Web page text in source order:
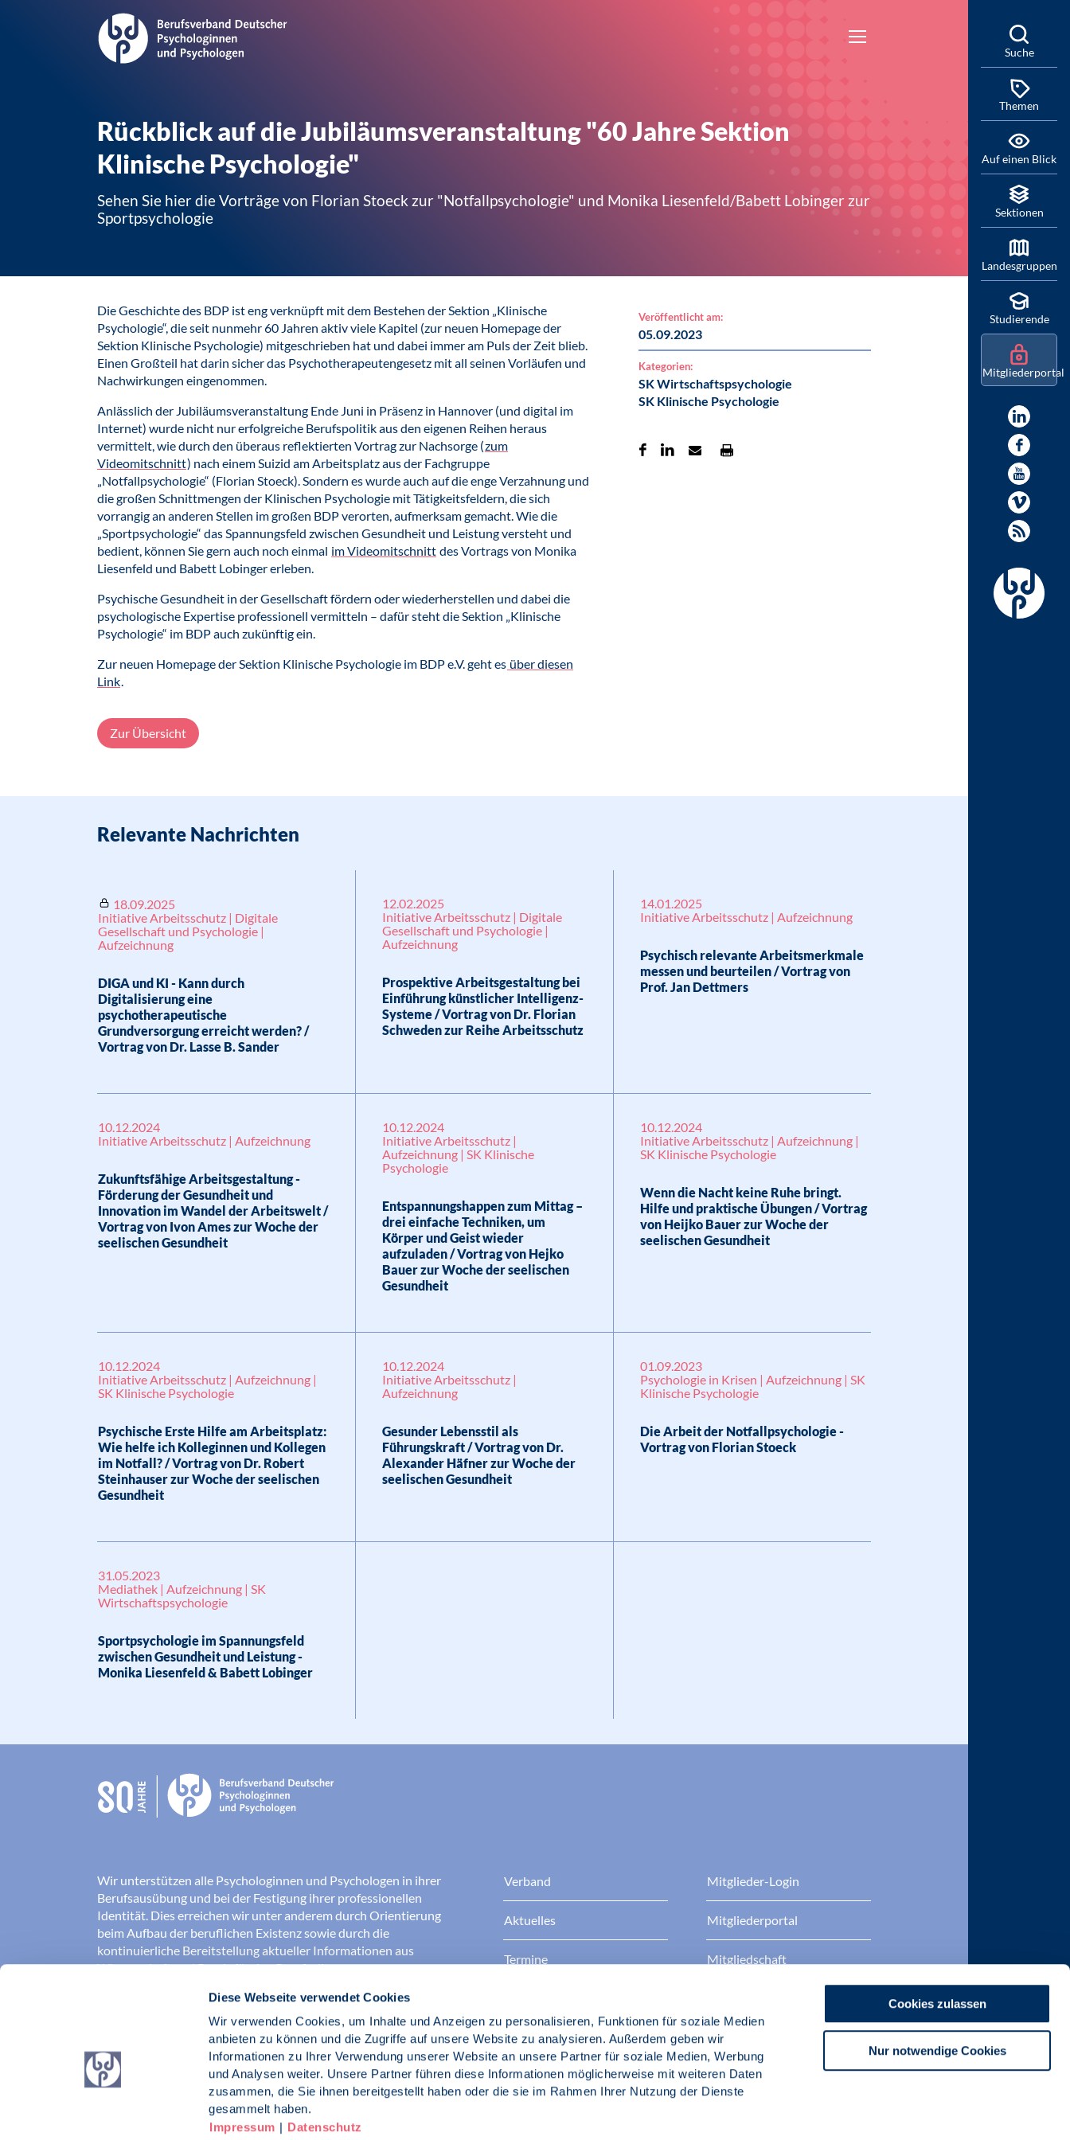
Diese Webseite verwendet Cookies
Wir verwenden Cookies, um Inhalte und Anzeigen zu personalisieren, Funktionen für soziale Medien
anbieten zu können und die Zugriffe auf unsere Website zu analysieren. Außerdem geben wir
Informationen zu Ihrer Verwendung unserer Website an unsere Partner für soziale Medien, Werbung
und Analysen weiter. Unsere Partner führen diese Informationen möglicherweise mit weiteren Daten
zusammen, die Sie ihnen bereitgestellt haben oder die sie im Rahmen Ihrer Nutzung der Dienste
gesammelt haben.
Impressum | Datenschutz
Cookies zulassen
Nur notwendige Cookies
Rückblick auf die Jubiläumsveranstaltung "60 Jahre Sektion
Klinische Psychologie"
Sehen Sie hier die Vorträge von Florian Stoeck zur "Notfallpsychologie" und Monika Liesenfeld/Babett Lobinger zur
Sportpsychologie
Die Geschichte des BDP ist eng verknüpft mit dem Bestehen der Sektion „Klinische
Psychologie“, die seit nunmehr 60 Jahren aktiv viele Kapitel (zur neuen Homepage der
Sektion Klinische Psychologie) mitgeschrieben hat und dabei immer am Puls der Zeit blieb.
Einen Großteil hat darin sicher das Psychotherapeutengesetz mit all seinen Vorläufen und
Nachwirkungen eingenommen.
Anlässlich der Jubiläumsveranstaltung Ende Juni in Präsenz in Hannover (und digital im
Internet) wurde nicht nur erfolgreiche Berufspolitik aus den eigenen Reihen heraus
vermittelt, wie durch den überaus reflektierten Vortrag zur Nachsorge (zum
Videomitschnitt) nach einem Suizid am Arbeitsplatz aus der Fachgruppe
„Notfallpsychologie“ (Florian Stoeck). Sondern es wurde auch auf die enge Verzahnung und
die großen Schnittmengen der Klinischen Psychologie mit Tätigkeitsfeldern, die sich
vorrangig an anderen Stellen im großen BDP verorten, aufmerksam gemacht. Wie die
„Sportpsychologie“ das Spannungsfeld zwischen Gesundheit und Leistung versteht und
bedient, können Sie gern auch noch einmal im Videomitschnitt des Vortrags von Monika
Liesenfeld und Babett Lobinger erleben.
Psychische Gesundheit in der Gesellschaft fördern oder wiederherstellen und dabei die
psychologische Expertise professionell vermitteln – dafür steht die Sektion „Klinische
Psychologie“ im BDP auch zukünftig ein.
Zur neuen Homepage der Sektion Klinische Psychologie im BDP e.V. geht es über diesen
Link.
Veröffentlicht am:
05.09.2023
Kategorien:
SK Wirtschaftspsychologie
SK Klinische Psychologie
Zur Übersicht
Relevante Nachrichten
18.09.2025
Initiative Arbeitsschutz | Digitale
Gesellschaft und Psychologie |
Aufzeichnung
DIGA und KI - Kann durch
Digitalisierung eine
psychotherapeutische
Grundversorgung erreicht werden? /
Vortrag von Dr. Lasse B. Sander
12.02.2025
Initiative Arbeitsschutz | Digitale
Gesellschaft und Psychologie |
Aufzeichnung
Prospektive Arbeitsgestaltung bei
Einführung künstlicher Intelligenz-
Systeme / Vortrag von Dr. Florian
Schweden zur Reihe Arbeitsschutz
14.01.2025
Initiative Arbeitsschutz | Aufzeichnung
Psychisch relevante Arbeitsmerkmale
messen und beurteilen / Vortrag von
Prof. Jan Dettmers
10.12.2024
Initiative Arbeitsschutz | Aufzeichnung
Zukunftsfähige Arbeitsgestaltung -
Förderung der Gesundheit und
Innovation im Wandel der Arbeitswelt /
Vortrag von Ivon Ames zur Woche der
seelischen Gesundheit
10.12.2024
Initiative Arbeitsschutz |
Aufzeichnung | SK Klinische
Psychologie
Entspannungshappen zum Mittag –
drei einfache Techniken, um
Körper und Geist wieder
aufzuladen / Vortrag von Hejko
Bauer zur Woche der seelischen
Gesundheit
10.12.2024
Initiative Arbeitsschutz | Aufzeichnung |
SK Klinische Psychologie
Wenn die Nacht keine Ruhe bringt.
Hilfe und praktische Übungen / Vortrag
von Heijko Bauer zur Woche der
seelischen Gesundheit
10.12.2024
Initiative Arbeitsschutz | Aufzeichnung |
SK Klinische Psychologie
Psychische Erste Hilfe am Arbeitsplatz:
Wie helfe ich Kolleginnen und Kollegen
im Notfall? / Vortrag von Dr. Robert
Steinhauser zur Woche der seelischen
Gesundheit
10.12.2024
Initiative Arbeitsschutz |
Aufzeichnung
Gesunder Lebensstil als
Führungskraft / Vortrag von Dr.
Alexander Häfner zur Woche der
seelischen Gesundheit
01.09.2023
Psychologie in Krisen | Aufzeichnung | SK
Klinische Psychologie
Die Arbeit der Notfallpsychologie -
Vortrag von Florian Stoeck
31.05.2023
Mediathek | Aufzeichnung | SK
Wirtschaftspsychologie
Sportpsychologie im Spannungsfeld
zwischen Gesundheit und Leistung -
Monika Liesenfeld & Babett Lobinger
Wir unterstützen alle Psychologinnen und Psychologen in ihrer
Berufsausübung und bei der Festigung ihrer professionellen
Identität. Dies erreichen wir unter anderem durch Orientierung
beim Aufbau der beruflichen Existenz sowie durch die
kontinuierliche Bereitstellung aktueller Informationen aus
Wissenschaft und Praxis für den Berufsalltag.
Wir erschließen und sichern Berufsfelder und sorgen dafür, dass
Erkenntnisse der Psychologie kompetent und verantwortungsvoll
umgesetzt werden. Darüber hinaus stärken wir das Ansehen aller
Psychologinnen und Psychologen in der Öffentlichkeit und
vertreten eigene berufspolitische Positionen in der Gesellschaft.
Berufsverband Deutscher Psychologinnen und Psychologen
Verband
Aktuelles
Termine
Berufsethik
Fach- und Berufspolitik
Mitglieder-Login
Mitgliederportal
Mitgliedschaft
BDP Zertifizierungen
Suche
Themen
Auf einen Blick
Sektionen
Landesgruppen
Studierende
Mitgliederportal